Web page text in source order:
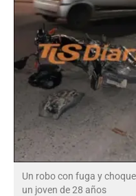
Un robo con fuga y
un joven de 28 años